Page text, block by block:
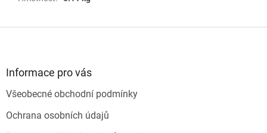
Informace pro vás
Všeobecné obchodní podmínky
Ochrana osobních údajů